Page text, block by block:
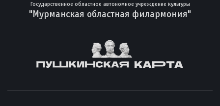
Государственное областное автономное учреждение культуры
"Мурманская областная филармония"